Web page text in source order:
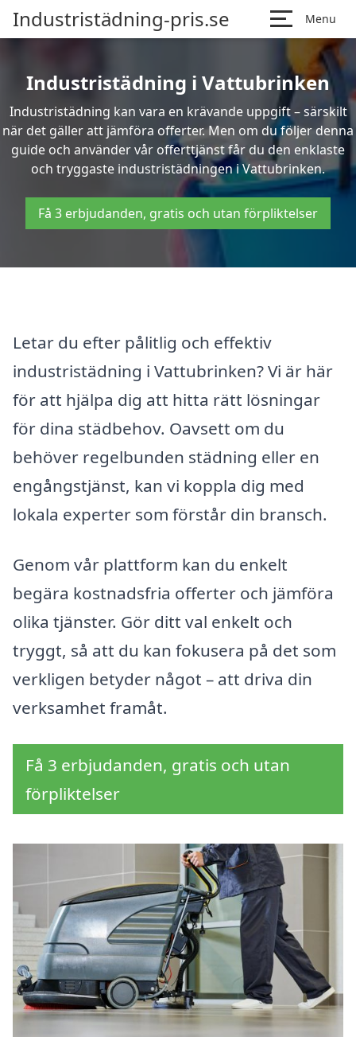
Industristädning-pris.se Menu
Industristädning i Vattubrinken
Industristädning kan vara en krävande uppgift – särskilt
när det gäller att jämföra offerter. Men om du följer denna
guide och använder vår offerttjänst får du den enklaste
och tryggaste industristädningen i Vattubrinken.
Få 3 erbjudanden, gratis och utan förpliktelser
Letar du efter pålitlig och effektiv
industristädning i Vattubrinken? Vi är här
för att hjälpa dig att hitta rätt lösningar
för dina städbehov. Oavsett om du
behöver regelbunden städning eller en
engångstjänst, kan vi koppla dig med
lokala experter som förstår din bransch.
Genom vår plattform kan du enkelt
begära kostnadsfria offerter och jämföra
olika tjänster. Gör ditt val enkelt och
tryggt, så att du kan fokusera på det som
verkligen betyder något – att driva din
verksamhet framåt.
Få 3 erbjudanden, gratis och utan
förpliktelser